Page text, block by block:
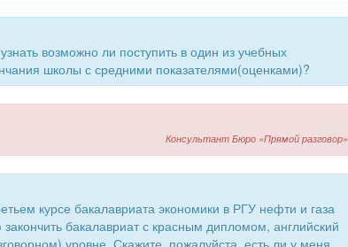
возможно ли поступить в один из учебных
школы с средними показателями(оценками)?
Консультант Бюро «Прямой разговор»
курсе бакалавриата экономики в РГУ нефти и газа
бакалавриат с красным дипломом, английский